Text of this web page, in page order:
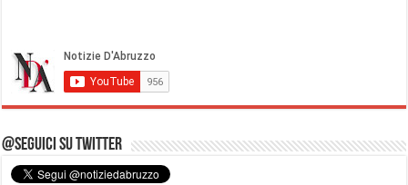
@Seguici su Twitter